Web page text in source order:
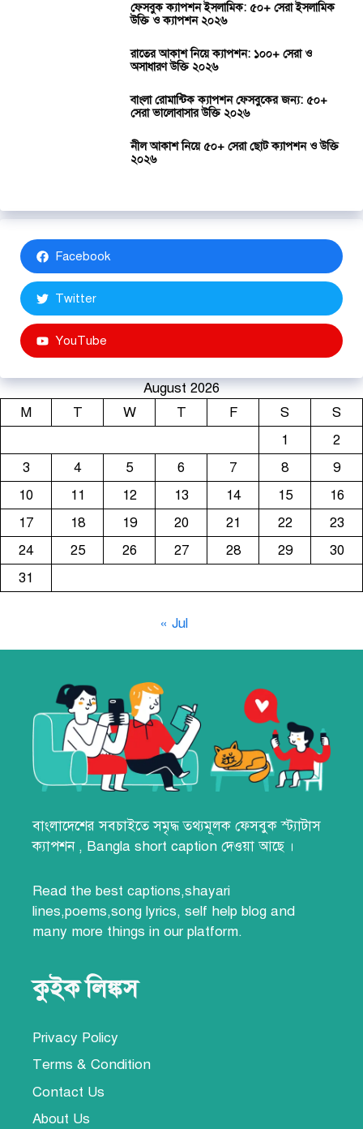
ফেসবুক ক্যাপশন ইসলামিক: ৫০+ সেরা ইসলামিক
উক্তি ও ক্যাপশন ২০২৬
রাতের আকাশ নিয়ে ক্যাপশন: ১০০+ সেরা ও
অসাধারণ উক্তি ২০২৬
বাংলা রোমান্টিক ক্যাপশন ফেসবুকের জন্য: ৫০+
সেরা ভালোবাসার উক্তি ২০২৬
নীল আকাশ নিয়ে ৫০+ সেরা ছোট ক্যাপশন ও উক্তি
২০২৬
Facebook
Twitter
YouTube
August 2026
M
T W T F S
S
1
2
3
4 5 6 7 8
9
10
11 12 13 14 15
16
17
18 19 20 21 22
23
24
25 26 27 28 29
30
31
« Jul
বাংলাদেশের সবচাইতে সমৃদ্ধ তথ্যমূলক ফেসবুক স্ট্যাটাস
ক্যাপশন, Bangla short caption দেওয়া আছে ।
Read the best captions,shayari
lines,poems,song lyrics, self help blog and
many more things in our platform.
কুইক লিঙ্কস
Privacy Policy
Terms & Condition
Contact Us
About Us